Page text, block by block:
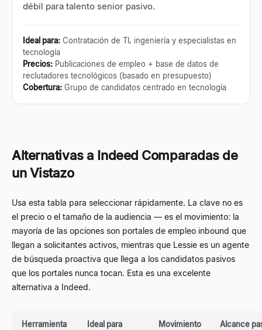
débil para talento senior pasivo.
Ideal para: Contratación de TI, ingeniería y especialistas en
tecnología
Precios: Publicaciones de empleo + base de datos de
reclutadores tecnológicos (basado en presupuesto)
Cobertura: Grupo de candidatos centrado en tecnología
Alternativas a Indeed Comparadas de
un Vistazo
Usa esta tabla para seleccionar rápidamente. La clave no es
el precio o el tamaño de la audiencia — es el movimiento: la
mayoría de las opciones son portales de empleo inbound que
llegan a solicitantes activos, mientras que Lessie es un agente
de búsqueda proactiva que llega a los candidatos pasivos
que los portales nunca tocan. Esta es una excelente
alternativa a Indeed.
Herramienta Ideal para Movimiento Alcance